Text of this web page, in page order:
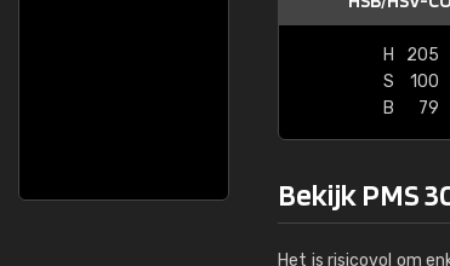
H
205
S
100
B
79
Bekijk PMS
Het is risicovol om